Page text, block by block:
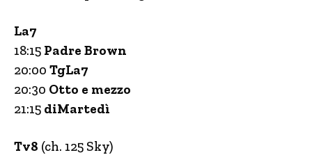
La7
18:15 Padre Brown
20:00 TgLa7
20:30 Otto e mezzo
21:15 diMartedì
Tv8 (ch. 125 Sky)